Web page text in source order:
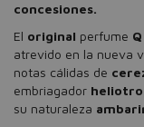
concesiones.
El original perfume
atrevido en la nueva
notas cálidas de
embriagador
su naturaleza